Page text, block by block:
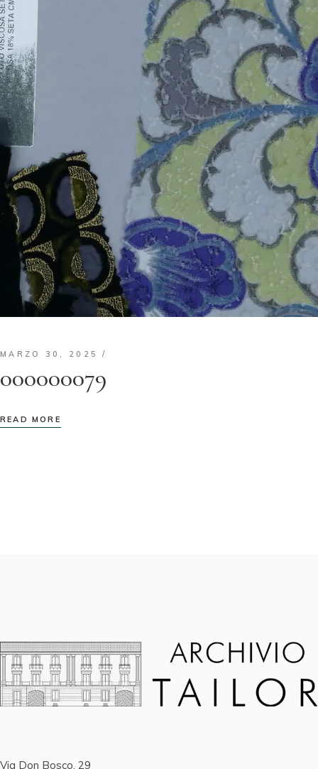
MARZO 30, 2025
000000079
READ MORE
Via Don Bosco, 29